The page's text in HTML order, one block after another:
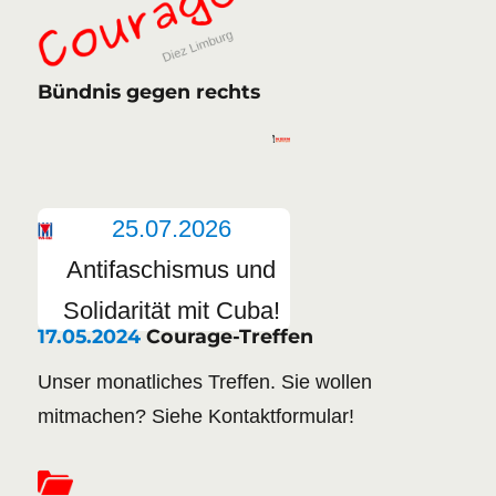
Bündnis gegen rechts
25.07.2026
Antifaschismus und
Solidarität mit Cuba!
17.05.2024 Courage-Treffen
Unser monatliches Treffen. Sie wollen
mitmachen? Siehe Kontaktformular!